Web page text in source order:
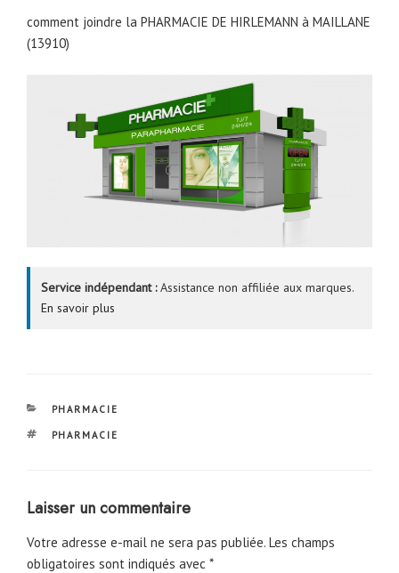
comment joindre la PHARMACIE DE HIRLEMANN à MAILLANE
(13910)
Service indépendant :Assistance non affiliée aux marques.
En savoir plus
CATÉGORIES
PHARMACIE
ÉTIQUETTES
PHARMACIE
Laisser un commentaire
Votre adresse e-mail ne sera pas publiée. Les champs
obligatoires sont indiqués avec *